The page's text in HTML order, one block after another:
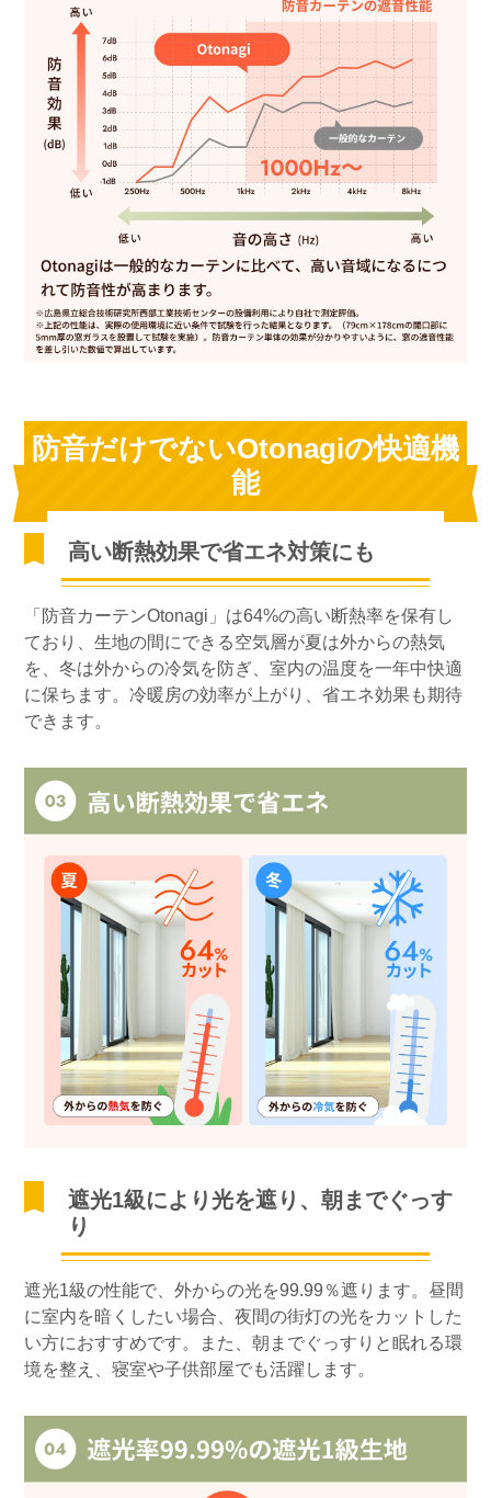
防音だけでないOtonagiの快適機
能
高い断熱効果で省エネ対策にも
「防音カーテンOtonagi」は64%の高い断熱率を保有し
ており、生地の間にできる空気層が夏は外からの熱気
を、冬は外からの冷気を防ぎ、室内の温度を一年中快適
に保ちます。冷暖房の効率が上がり、省エネ効果も期待
できます。
遮光1級により光を遮り、朝までぐっす
り
遮光1級の性能で、外からの光を99.99％遮ります。昼間
に室内を暗くしたい場合、夜間の街灯の光をカットした
い方におすすめです。また、朝までぐっすりと眠れる環
境を整え、寝室や子供部屋でも活躍します。